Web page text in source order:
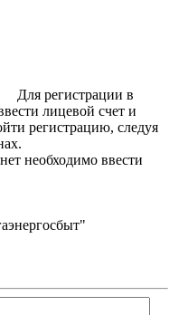
регистрации в
лицевой счет и
регистрацию, следуя
окнах.
необходимо ввести
и пароль.